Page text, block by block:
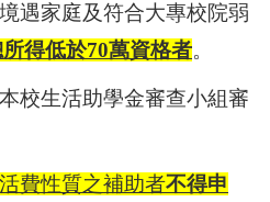
遇家庭及符合大專校院弱
得低於70萬資格者。
校生活助學金審查小組審
費性質之補助者不得申